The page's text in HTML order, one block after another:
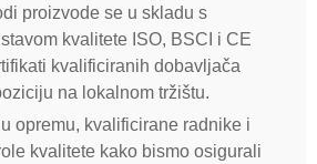
proizvode se u skladu s
kvalitete ISO, BSCI i CE
kvalificiranih dobavljača
na lokalnom tržištu.
opremu, kvalificirane radnike i
kvalitete kako bismo osigurali